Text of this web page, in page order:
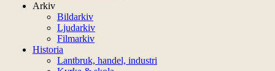
Arkiv
Bildarkiv
Ljudarkiv
Filmarkiv
Historia
Lantbruk, handel, industri